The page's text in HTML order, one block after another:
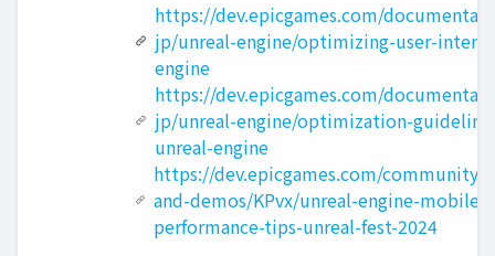
https://dev.epicgames.com/
jp/unreal-engine/optimizing-user-
engine
https://dev.epicgames.com/
jp/unreal-engine/optimization-
unreal-engine
https://dev.epicgames.com/community/
and-demos/KPvx/unreal-engine-mobile-
performance-tips-unreal-fest-2024